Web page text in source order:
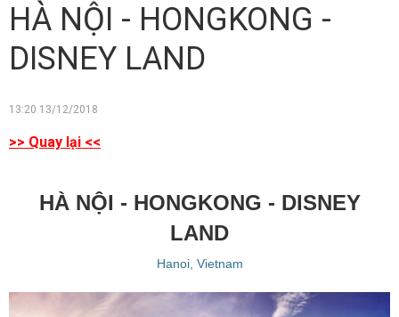
HÀ NỘI - HONGKONG -
DISNEY LAND
13:20 13/12/2018
>> Quay lại <<
HÀ NỘI - HONGKONG - DISNEY
LAND
Hanoi, Vietnam